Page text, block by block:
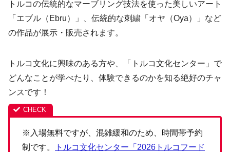
トルコの伝統的なマーブリング技法を使った美しいアート
「エブル（Ebru）」、伝統的な刺繍「オヤ（Oya）」など
の作品が展示・販売されます。
トルコ文化に興味のある方や、「トルコ文化センター」で
どんなことが学べたり、体験できるのかを知る絶好のチャ
ンスです！
※入場無料ですが、混雑緩和のため、時間帯予約
制です。
トルコ文化センター「2026トルコフード